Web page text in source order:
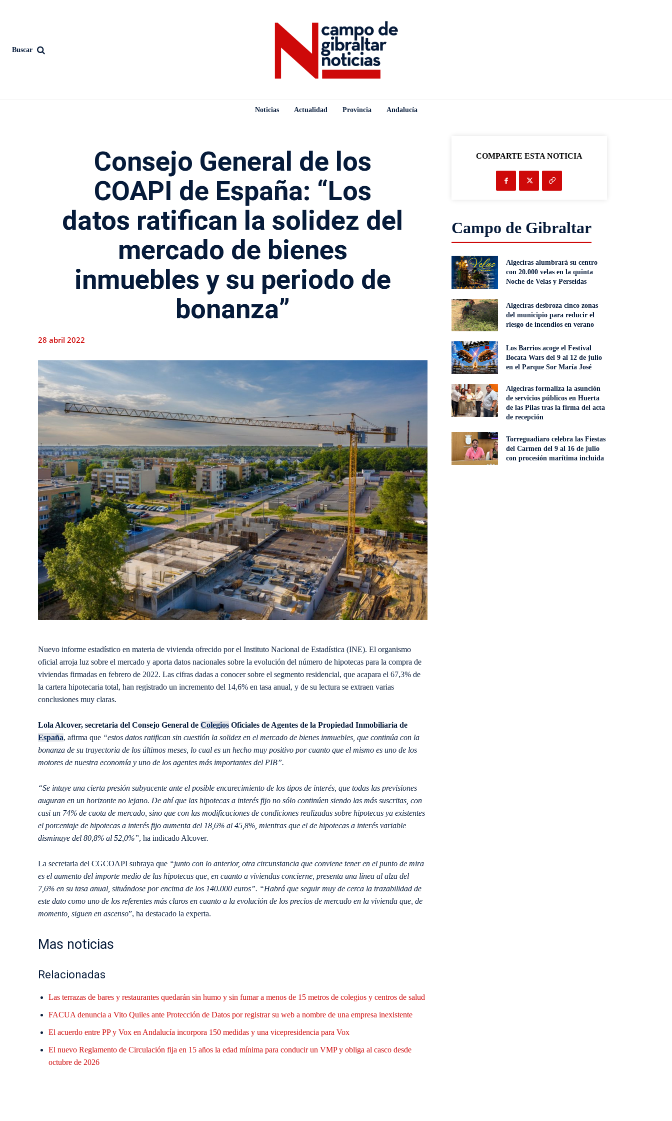
Buscar
Noticias Actualidad Provincia Andalucía
Consejo General de los
COAPI de España: “Los
datos ratifican la solidez del
mercado de bienes
inmuebles y su periodo de
bonanza”
28 abril 2022
Nuevo informe estadístico en materia de vivienda ofrecido por el Instituto Nacional de Estadística (INE). El organismo
oficial arroja luz sobre el mercado y aporta datos nacionales sobre la evolución del número de hipotecas para la compra de
viviendas firmadas en febrero de 2022. Las cifras dadas a conocer sobre el segmento residencial, que acapara el 67,3% de
la cartera hipotecaria total, han registrado un incremento del 14,6% en tasa anual, y de su lectura se extraen varias
conclusiones muy claras.
Lola Alcover, secretaria del Consejo General de Colegios Oficiales de Agentes de la Propiedad Inmobiliaria de
España, afirma que “estos datos ratifican sin cuestión la solidez en el mercado de bienes inmuebles, que continúa con la
bonanza de su trayectoria de los últimos meses, lo cual es un hecho muy positivo por cuanto que el mismo es uno de los
motores de nuestra economía y uno de los agentes más importantes del PIB”.
“Se intuye una cierta presión subyacente ante el posible encarecimiento de los tipos de interés, que todas las previsiones
auguran en un horizonte no lejano. De ahí que las hipotecas a interés fijo no sólo continúen siendo las más suscritas, con
casi un 74% de cuota de mercado, sino que con las modificaciones de condiciones realizadas sobre hipotecas ya existentes
el porcentaje de hipotecas a interés fijo aumenta del 18,6% al 45,8%, mientras que el de hipotecas a interés variable
disminuye del 80,8% al 52,0%”, ha indicado Alcover.
La secretaria del CGCOAPI subraya que “junto con lo anterior, otra circunstancia que conviene tener en el punto de mira
es el aumento del importe medio de las hipotecas que, en cuanto a viviendas concierne, presenta una línea al alza del
7,6% en su tasa anual, situándose por encima de los 140.000 euros”. “Habrá que seguir muy de cerca la trazabilidad de
este dato como uno de los referentes más claros en cuanto a la evolución de los precios de mercado en la vivienda que, de
momento, siguen en ascenso”, ha destacado la experta.
Mas noticias
Relacionadas
Las terrazas de bares y restaurantes quedarán sin humo y sin fumar a menos de 15 metros de colegios y centros de salud
FACUA denuncia a Vito Quiles ante Protección de Datos por registrar su web a nombre de una empresa inexistente
El acuerdo entre PP y Vox en Andalucía incorpora 150 medidas y una vicepresidencia para Vox
El nuevo Reglamento de Circulación fija en 15 años la edad mínima para conducir un VMP y obliga al casco desde
octubre de 2026
COMPARTE ESTA NOTICIA
Campo de Gibraltar
Algeciras alumbrará su centro
con 20.000 velas en la quinta
Noche de Velas y Perseidas
Algeciras desbroza cinco zonas
del municipio para reducir el
riesgo de incendios en verano
Los Barrios acoge el Festival
Bocata Wars del 9 al 12 de julio
en el Parque Sor María José
Algeciras formaliza la asunción
de servicios públicos en Huerta
de las Pilas tras la firma del acta
de recepción
Torreguadiaro celebra las Fiestas
del Carmen del 9 al 16 de julio
con procesión marítima incluida